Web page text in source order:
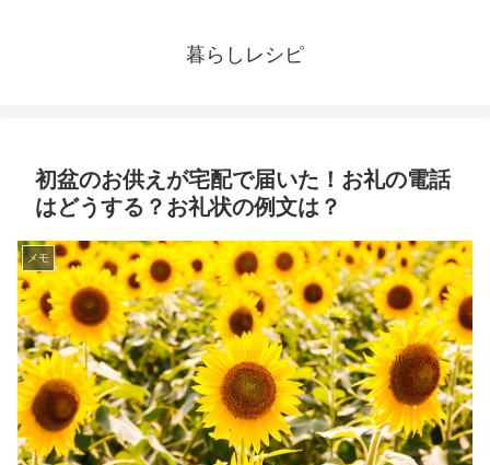
暮らしレシピ
初盆のお供えが宅配で届いた！お礼の電話
はどうする？お礼状の例文は？
メモ